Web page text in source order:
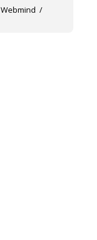
Webmind